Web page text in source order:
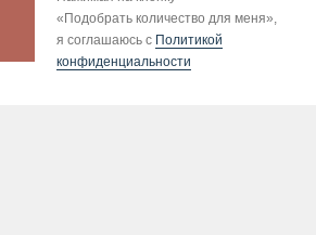
«Подобрать количество для меня»,
я соглашаюсь с Политикой
конфиденциальности